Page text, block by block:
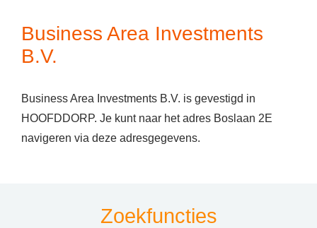
Business Area Investments
B.V.
Business Area Investments B.V. is gevestigd in
HOOFDDORP. Je kunt naar het adres Boslaan 2E
navigeren via deze adresgegevens.
Zoekfuncties